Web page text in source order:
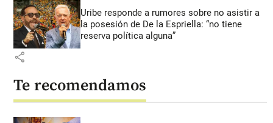
Uribe responde a rumores sobre no asistir a
la posesión de De la Espriella: “no tiene
reserva política alguna”
share
Te recomendamos